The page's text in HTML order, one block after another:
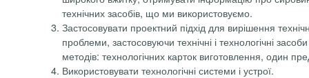
технічних засобів, що ми використовуємо.
Застосовувати проектний підхід для вирішення
проблеми, застосовуючи технічні і технологічні
методів: технологічних карток виготовлення, один
Використовувати технологічні системи і устрої.